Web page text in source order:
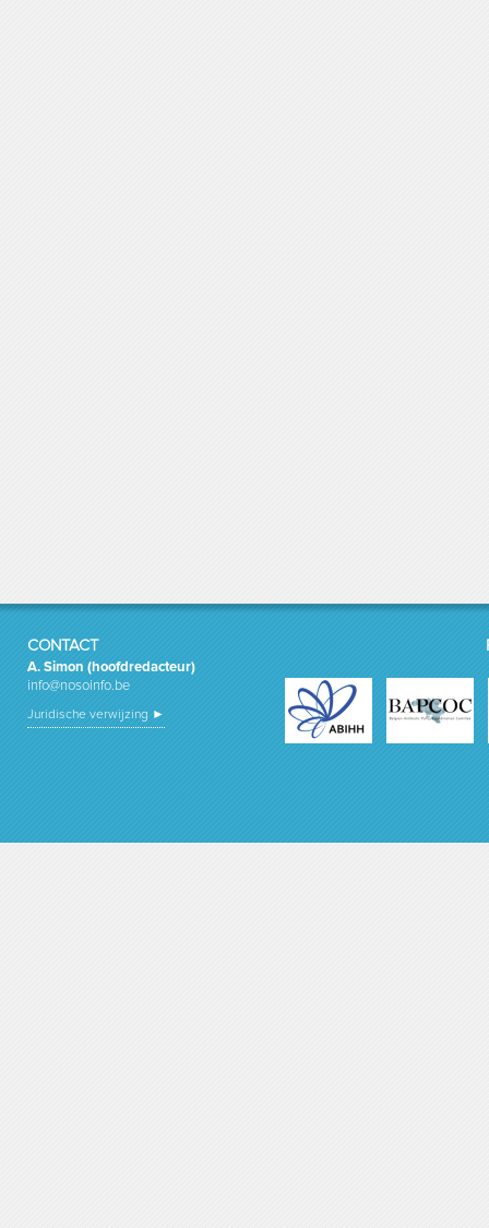
CONTACT
A. Simon (hoofdredacteur)
info@nosoinfo.be
Juridische verwijzing ►